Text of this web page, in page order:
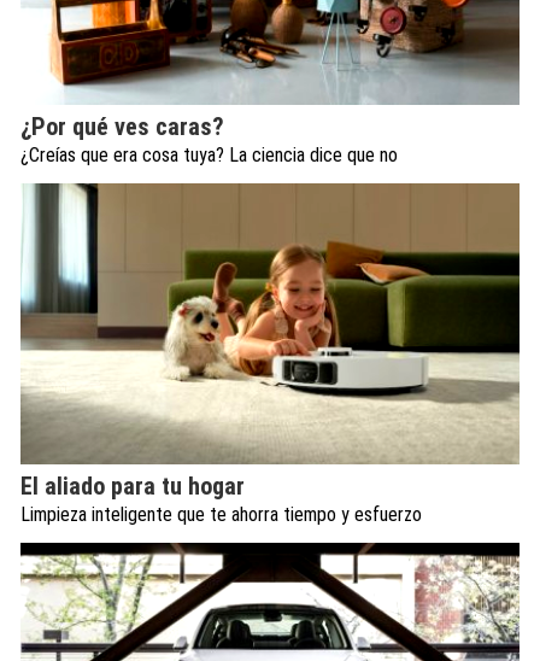
¿Por qué ves caras?
¿Creías que era cosa tuya? La ciencia dice que no
El aliado para tu hogar
Limpieza inteligente que te ahorra tiempo y esfuerzo